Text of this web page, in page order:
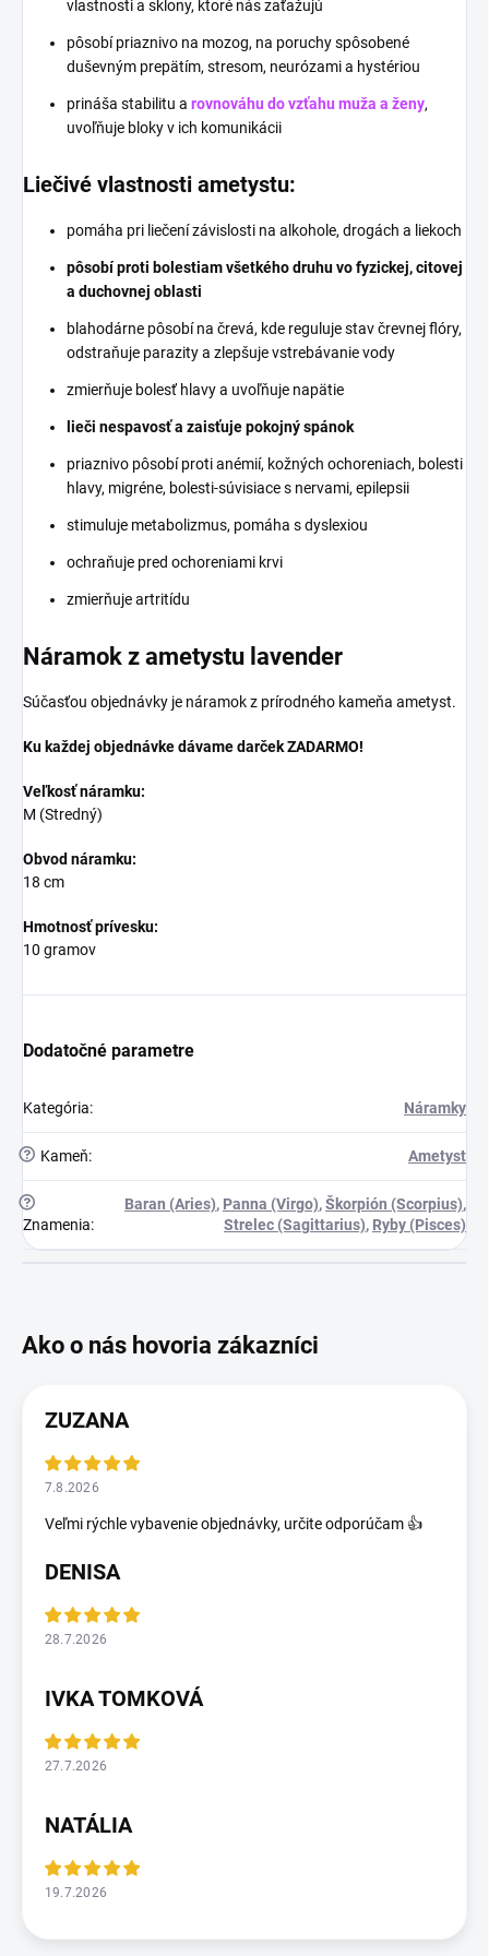
vlastnosti a sklony, ktoré nás zaťažujú
pôsobí priaznivo na mozog, na poruchy spôsobené
duševným prepätím, stresom, neurózami a hystériou
prináša stabilitu a rovnováhu do vzťahu muža a ženy,
uvoľňuje bloky v ich komunikácii
Liečivé vlastnosti ametystu:
pomáha pri liečení závislosti na alkohole, drogách a liekoch
pôsobí proti bolestiam všetkého druhu vo fyzickej, citovej
a duchovnej oblasti
blahodárne pôsobí na črevá, kde reguluje stav črevnej flóry,
odstraňuje parazity a zlepšuje vstrebávanie vody
zmierňuje bolesť hlavy a uvoľňuje napätie
lieči nespavosť a zaisťuje pokojný spánok
priaznivo pôsobí proti anémií, kožných ochoreniach, bolesti
hlavy, migréne, bolesti-súvisiace s nervami, epilepsii
stimuluje metabolizmus, pomáha s dyslexiou
ochraňuje pred ochoreniami krvi
zmierňuje artritídu
Náramok z ametystu lavender
Súčasťou objednávky je náramok z prírodného kameňa ametyst.
Ku každej objednávke dávame darček ZADARMO!
Veľkosť náramku:
M (Stredný)
Obvod náramku:
18 cm
Hmotnosť prívesku:
10 gramov
Dodatočné parametre
Kategória: Náramky
? Kameň: Ametyst
?
Znamenia:
Baran (Aries), Panna (Virgo),Škorpión (Scorpius),
Strelec (Sagittarius), Ryby (Pisces)
ZUZANA
7.8.2026
Veľmi rýchle vybavenie objednávky, určite odporúčam 👍
DENISA
28.7.2026
IVKA TOMKOVÁ
27.7.2026
NATÁLIA
19.7.2026